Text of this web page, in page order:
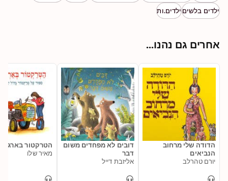
ילדים בלשיםילדים.ות
אחרים גם נהנו...
הדודה שלי מרחוב
הנביאים
יורם טהרלב
דובים לא מפחדים משום
דבר
אליזבת דייל
הטרקטור בארגז
מאיר שלו